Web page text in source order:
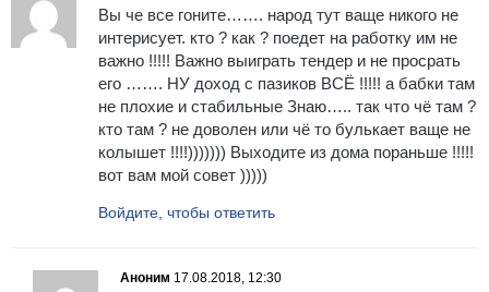
Вы че все гоните……. народ тут ваще никого не
интерисует. кто ? как ? поедет на работку им не
важно !!!!! Важно выиграть тендер и не просрать
его ……. НУ доход с пазиков ВСЁ !!!!! а бабки там
не плохие и стабильные Знаю….. так что чё там ?
кто там ? не доволен или чё то булькает ваще не
колышет !!!!))))))) Выходите из дома пораньше !!!!!
вот вам мой совет )))))
Войдите, чтобы ответить
Аноним 17.08.2018, 12:30